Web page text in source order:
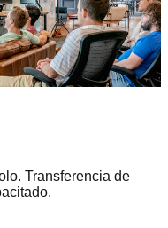
Transferencia de